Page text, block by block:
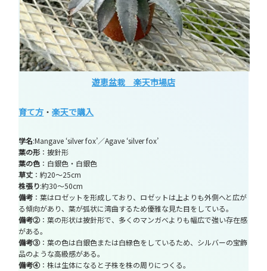
遊恵盆栽 楽天市場店
育て方 ・楽天で購入
学名:Mangave ‘silver fox’／Agave ‘silver fox’
葉の形 ：披針形
葉の色 ：白銀色・白銀色
草丈 ：約20～25cm
株張り:約30～50cm
備考 ：葉はロゼットを形成しており、ロゼットは上よりも外側へと広が
る傾向があり、葉が弧状に湾曲するため優雅な見た目をしている。
備考②：葉の形状は披針形で、多くのマンガべよりも幅広で強い存在感
がある。
備考③：葉の色は白銀色または白緑色をしているため、シルバーの宝飾
品のような高級感がある。
備考④：株は生体になると子株を株の周りにつくる。